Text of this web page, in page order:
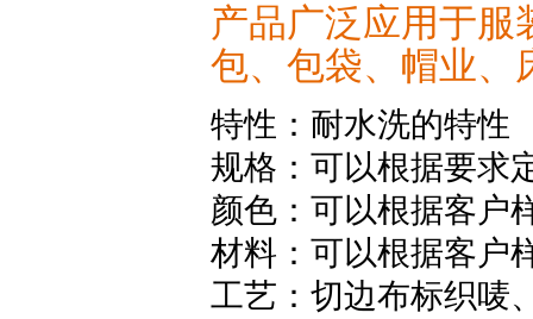
产品广泛应用于服
包、包袋、帽业、
特性：耐水洗的特性
规格：可以根据要求
颜色：可以根据客户
材料：可以根据客户
工艺：切边布标织唛